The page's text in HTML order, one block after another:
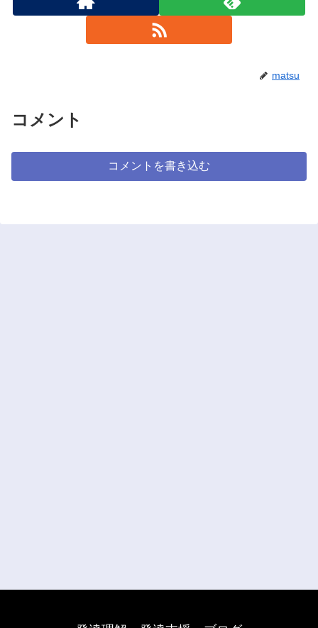
matsu
コメント
コメントを書き込む